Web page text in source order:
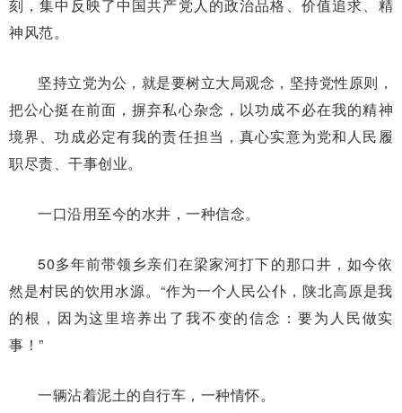
刻，集中反映了中国共产党人的政治品格、价值追求、精
神风范。
坚持立党为公，就是要树立大局观念，坚持党性原则，
把公心挺在前面，摒弃私心杂念，以功成不必在我的精神
境界、功成必定有我的责任担当，真心实意为党和人民履
职尽责、干事创业。
一口沿用至今的水井，一种信念。
50多年前带领乡亲们在梁家河打下的那口井，如今依
然是村民的饮用水源。“作为一个人民公仆，陕北高原是我
的根，因为这里培养出了我不变的信念：要为人民做实
事！”
一辆沾着泥土的自行车，一种情怀。